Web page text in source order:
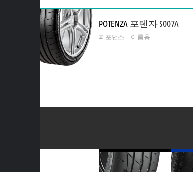
POTENZA 포텐자 S007A
퍼포먼스 여름용